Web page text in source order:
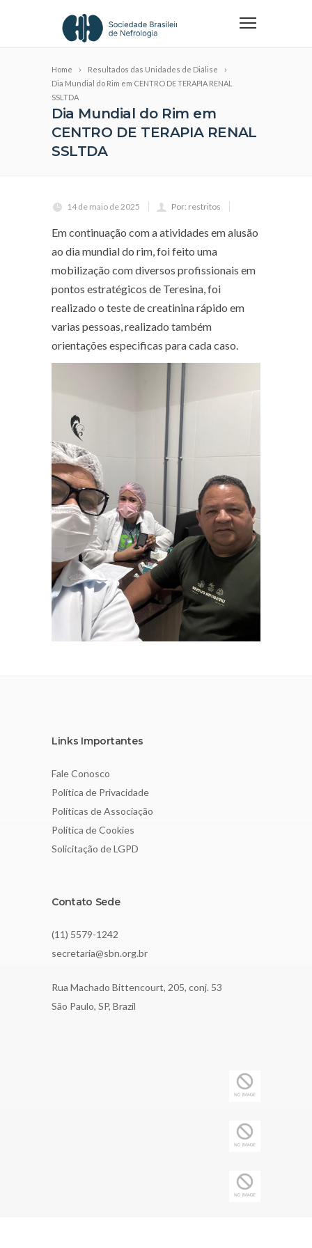
Home
Resultados das Unidades de Diálise
Dia Mundial do Rim em CENTRO DE TERAPIA RENAL
SSLTDA
Dia Mundial do Rim em
CENTRO DE TERAPIA RENAL
SSLTDA
14 de maio de 2025 Por: restritos
Em continuação com a atividades em alusão
ao dia mundial do rim, foi feito uma
mobilização com diversos profissionais em
pontos estratégicos de Teresina, foi
realizado o teste de creatinina rápido em
varias pessoas, realizado também
orientações especificas para cada caso.
Links Importantes
Fale Conosco
Política de Privacidade
Políticas de Associação
Política de Cookies
Solicitação de LGPD
Contato Sede
(11) 5579-1242
secretaria@sbn.org.br
Rua Machado Bittencourt, 205, conj. 53
São Paulo, SP, Brazil